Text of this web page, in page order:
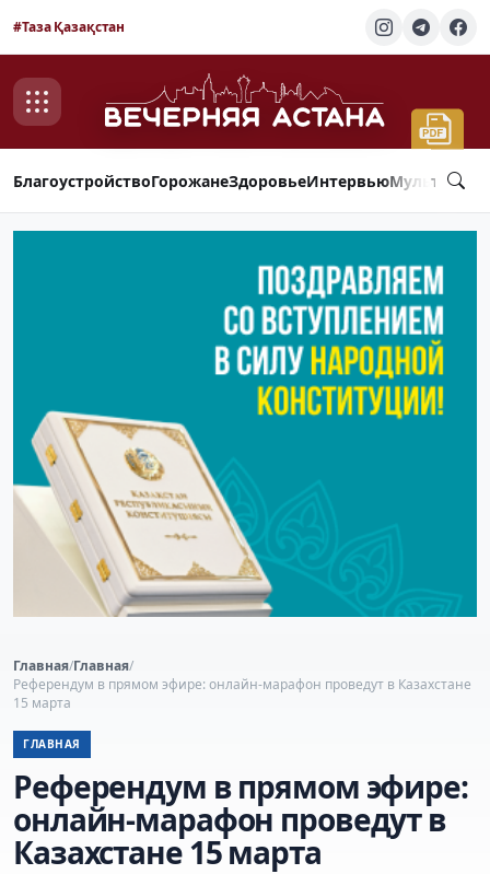
#Таза Қазақстан
БлагоустройствоГорожанеЗдоровьеИнтервью
Главная/Главная/
Референдум в прямом эфире: онлайн-марафон проведут в Казахстане
15 марта
ГЛАВНАЯ
Референдум в прямом эфире:
онлайн-марафон проведут в
Казахстане 15 марта